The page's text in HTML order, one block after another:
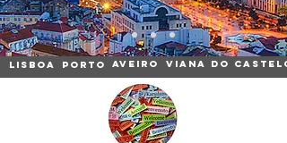
LISBOA PORTO AVEIRO VIANA DO CASTELO